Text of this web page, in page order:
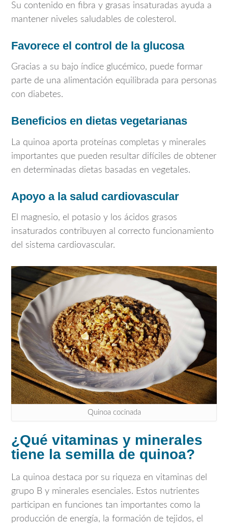
Su contenido en fibra y grasas insaturadas ayuda a
mantener niveles saludables de colesterol.
Favorece el control de la glucosa
Gracias a su bajo índice glucémico, puede formar
parte de una alimentación equilibrada para personas
con diabetes.
Beneficios en dietas vegetarianas
La quinoa aporta proteínas completas y minerales
importantes que pueden resultar difíciles de obtener
en determinadas dietas basadas en vegetales.
Apoyo a la salud cardiovascular
El magnesio, el potasio y los ácidos grasos
insaturados contribuyen al correcto funcionamiento
del sistema cardiovascular.
Quinoa cocinada
¿Qué vitaminas y minerales
tiene la semilla de quinoa?
La quinoa destaca por su riqueza en vitaminas del
grupo B y minerales esenciales. Estos nutrientes
participan en funciones tan importantes como la
producción de energía, la formación de tejidos, el